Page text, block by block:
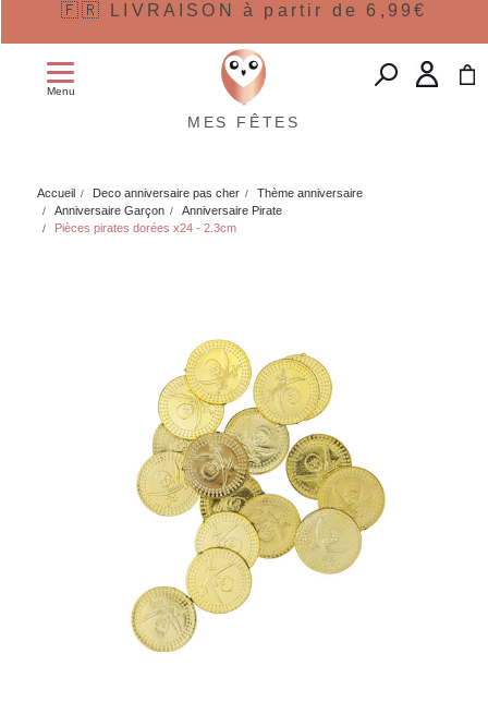
🇫🇷 LIVRAISON à partir de 6,99€
Menu
MES FÊTES
Accueil Deco anniversaire pas cher
Thème anniversaire
Anniversaire Garçon
Anniversaire Pirate
Pièces pirates dorées x24 - 2.3cm